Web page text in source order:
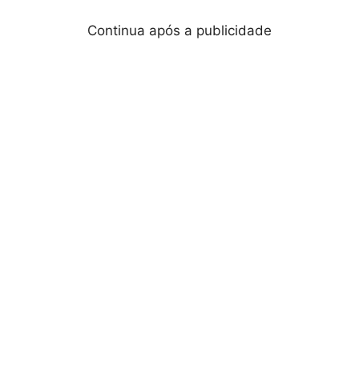
Continua após a publicidade